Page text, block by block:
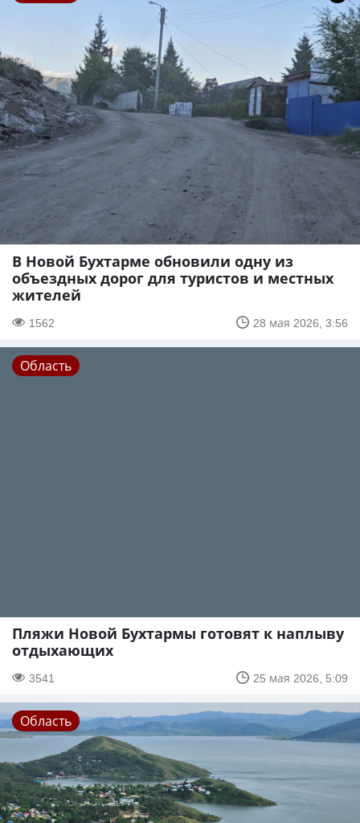
В Новой Бухтарме обновили одну из
объездных дорог для туристов и местных
жителей
1562 28 мая 2026, 3:56
Область
Пляжи Новой Бухтармы готовят к наплыву
отдыхающих
3541 25 мая 2026, 5:09
Область